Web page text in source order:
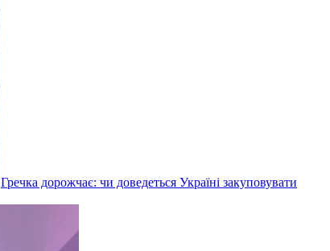
Гречка дорожчає: чи доведеться Україні закуповувати